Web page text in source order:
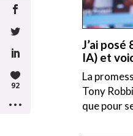
J’ai
IA) et
La
Tony
que pour
92